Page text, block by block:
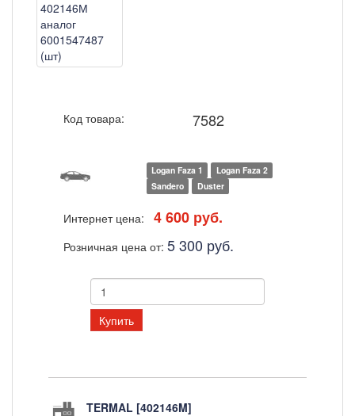
Код товара: 7582
Logan Faza 1
Logan Faza 2
Sandero
Duster
Интернет цена: 4 600 руб.
Розничная цена от: 5 300 руб.
Купить
TERMAL [402146M]